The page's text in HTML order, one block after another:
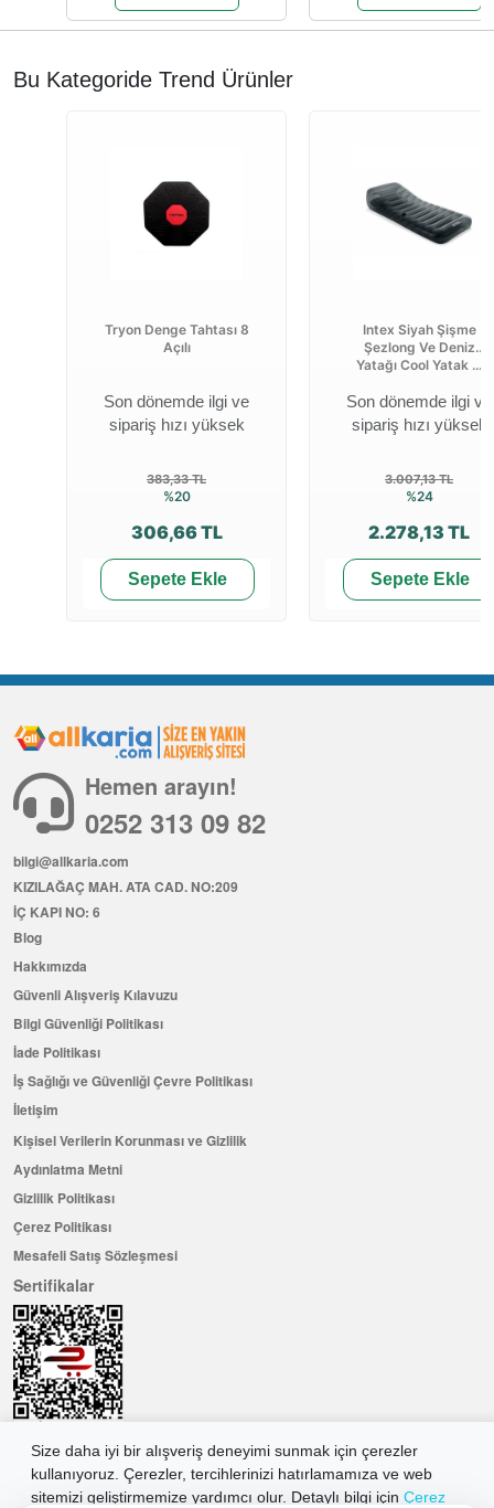
Bu Kategoride Trend Ürünler
Tryon Denge Tahtası 8
Açılı
Son dönemde ilgi ve
sipariş hızı yüksek
383,33 TL
%20
306,66 TL
Sepete Ekle
Intex Siyah Şişme
Şezlong Ve Deniz
Yatağı Cool Yatak ...
Son dönemde ilgi ve
sipariş hızı yüksek
3.007,13 TL
%24
2.278,13 TL
Sepete Ekle
Size daha iyi bir alışveriş deneyimi sunmak için çerezler
kullanıyoruz. Çerezler, tercihlerinizi hatırlamamıza ve web
sitemizi geliştirmemize yardımcı olur. Detaylı bilgi için Çerez
Hemen arayın!
0252 313 09 82
bilgi@allkaria.com
KIZILAĞAÇ MAH. ATA CAD. NO:209
İÇ KAPI NO: 6
Blog
Hakkımızda
Güvenli Alışveriş Kılavuzu
Bilgi Güvenliği Politikası
İade Politikası
İş Sağlığı ve Güvenliği Çevre Politikası
İletişim
Kişisel Verilerin Korunması ve Gizlilik
Aydınlatma Metni
Gizlilik Politikası
Çerez Politikası
Mesafeli Satış Sözleşmesi
Sertifikalar
Hemen Üye Olun ...ve 100 ₺ değerinde indirim kuponu kazanın